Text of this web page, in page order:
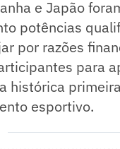
e Japão
potências
por razões
para
histórica
esportivo.